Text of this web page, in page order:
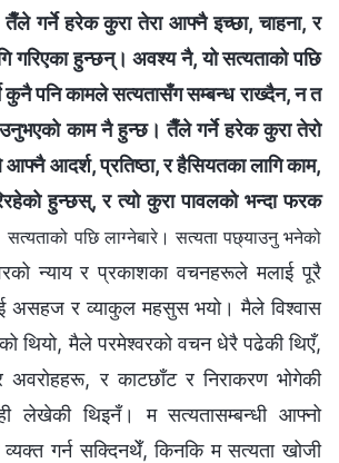
तैँले गर्ने हरेक कुरा तेरा आफ्‍नै इच्‍छा, चाहना, र
गरिएका हुन्छन्। अवश्य नै, यो सत्यताको पछि
कुनै पनि कामले सत्यतासँग सम्‍बन्ध राख्दैन, न त
काम नै हुन्छ। तैँले गर्ने हरेक कुरा तेरो
आदर्श, प्रतिष्ठा, र हैसियतका लागि काम,
हुन्छस्, र त्यो कुरा पावलको भन्दा फरक
पछि लाग्‍नेबारे। सत्यता पछ्याउनु भनेको
न्याय र प्रकाशका वचनहरूले मलाई पूरै
असहज र व्याकुल महसुस भयो। मैले विश्‍वास
थियो, मैले परमेश्‍वरको वचन धेरै पढेकी थिएँ,
र काटछाँट र निराकरण भोगेकी
लेखेकी थिइनँ। म सत्यतासम्‍बन्धी आफ्नो
गर्न सक्दिनथेँ, किनकि म सत्यता खोजी